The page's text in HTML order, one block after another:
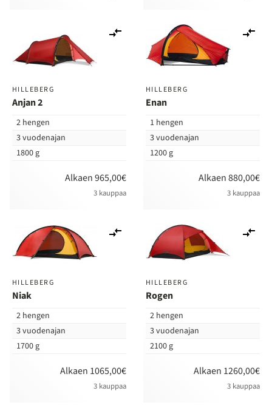
HILLEBERG
Anjan 2
2 hengen
3 vuodenajan
1800 g
Alkaen 965,00€
3 kauppaa
vertailuun
HILLEBERG
Enan
1 hengen
3 vuodenajan
1200 g
Alkaen 880,00€
3 kauppaa
HILLEBERG
Niak
2 hengen
3 vuodenajan
1700 g
Alkaen 1065,00€
3 kauppaa
vertailuun
HILLEBERG
Rogen
2 hengen
3 vuodenajan
2100 g
Alkaen 1260,00€
3 kauppaa